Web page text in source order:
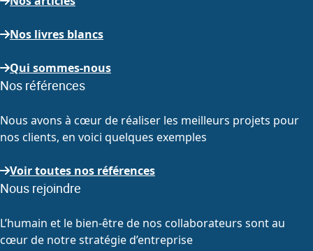
Nos livres blancs
Qui sommes-nous
Nos références
Nous avons à cœur de réaliser les meilleurs projets pour
nos clients, en voici quelques exemples
Voir toutes nos références
Nous rejoindre
L’humain et le bien-être de nos collaborateurs sont au
cœur de notre stratégie d’entreprise